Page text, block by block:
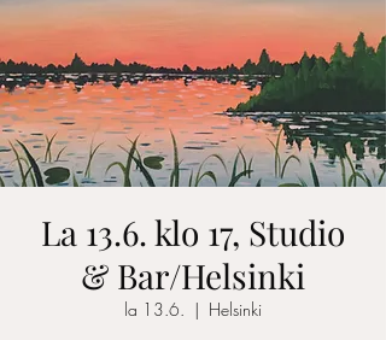
La 13.6. klo 17, Studio
& Bar/Helsinki
la 13.6.
  |
Helsinki